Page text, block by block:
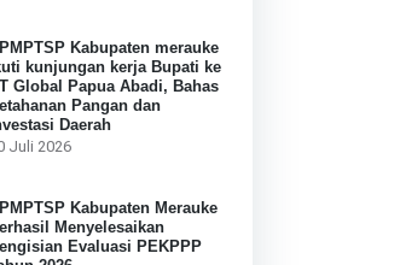
Kabupaten merauke
kunjungan kerja Bupati ke
Global Papua Abadi, Bahas
Pangan dan
Daerah
Juli 2026
Kabupaten Merauke
Menyelesaikan
Evaluasi PEKPPP